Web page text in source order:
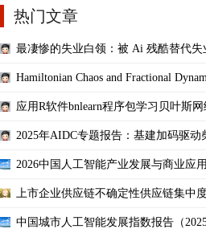
热门文章
最凄惨的失业白领：被 Ai 残酷替代失
Hamiltonian Chaos and Fractional
应用R软件bnlearn程序包学习贝叶斯网
2025年AIDC专题报告：基建加码驱动
2026中国人工智能产业发展与商业应
上市企业供应链不确定性供应链集中
中国城市人工智能发展指数报告（